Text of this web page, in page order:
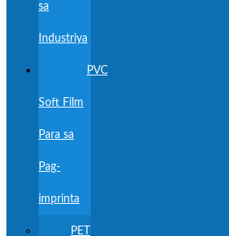
sa
Industriya
PVC
Soft Film
Para sa
Pag-
imprinta
PET